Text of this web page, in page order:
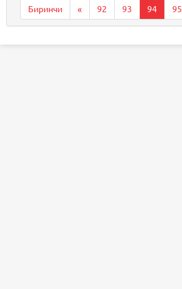
Биринчи « 92 93 94 95